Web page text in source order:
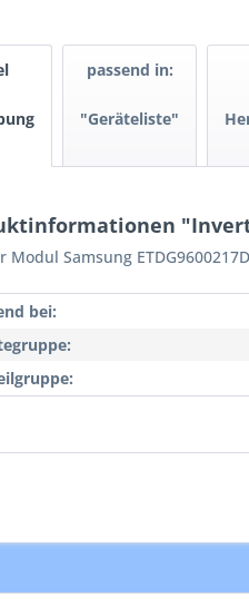
passend in:
"Geräteliste"
Modul Samsung ETDG9600217D
bei: